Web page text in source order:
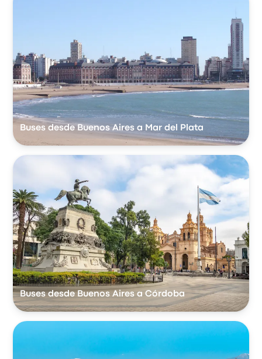
Buses desde Buenos Aires a Mar del Plata
Buses desde Buenos Aires a Córdoba